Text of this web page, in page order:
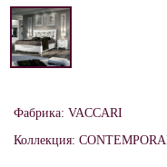
Фабрика: VACCARI
Коллекция: